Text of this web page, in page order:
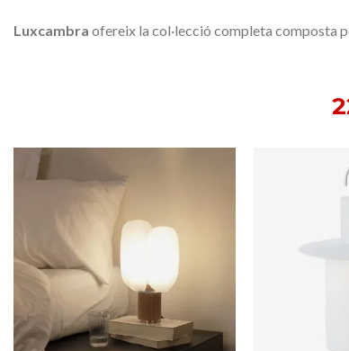
Luxcambra ofereix la col·lecció completa composta